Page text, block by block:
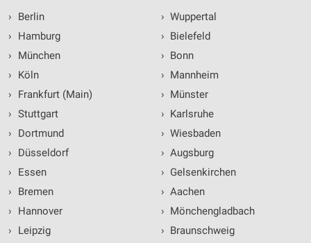
›
Berlin
›
Hamburg
›
München
›
Köln
›
Frankfurt (Main)
› Stuttgart
›
Dortmund
›
Düsseldorf
›
Essen
›
Bremen
›
Hannover
›
Leipzig
› Wuppertal
› Bielefeld
› Bonn
› Mannheim
› Münster
› Karlsruhe
› Wiesbaden
› Augsburg
› Gelsenkirchen
› Aachen
› Mönchengladbach
› Braunschweig